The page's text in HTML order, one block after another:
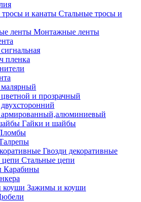
Стальные тросы и
Монтажные ленты
пленка
и прозрачный
армированный,алюминиевый
Гайки и шайбы
Гвозди декоративные
Стальные цепи
Карабины
Зажимы и коуши